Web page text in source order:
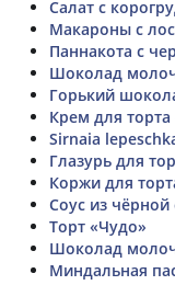
Салат с
Макароны с
Паннакота с
Шоколад
Горький
Крем для
Sirnaia
Глазурь для
Коржи для
Соус из
Торт «Чудо»
Шоколад
Миндальная